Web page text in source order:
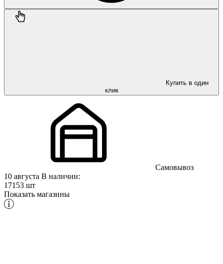
Купить в один
клик
Самовывоз
10 августа В наличии:
17153 шт
Показать магазины